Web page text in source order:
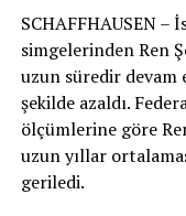
durumun genel
Basel-Landschaft
insanların yemek
kullandığı
parklarına göre
Sigarasız çocuk
SCHAFFHAUSEN –
simgelerinden Ren
uzun süredir devam
şekilde azaldı.
ölçümlerine göre
uzun yıllar
geriledi.